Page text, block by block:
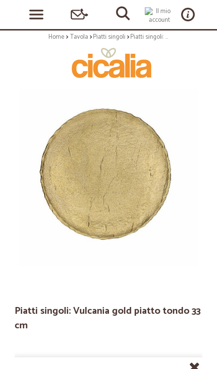
Home Tavola Piatti singoli Piatti singoli: Vulcania gold piatto tondo 33 cm
Piatti singoli: Vulcania gold piatto tondo 33
cm